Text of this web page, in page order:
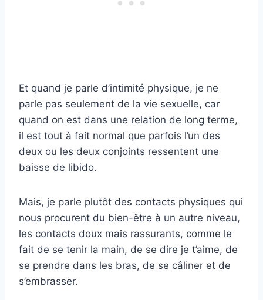
Et quand je parle d’intimité physique, je ne
parle pas seulement de la vie sexuelle, car
quand on est dans une relation de long terme,
il est tout à fait normal que parfois l’un des
deux ou les deux conjoints ressentent une
baisse de libido.
Mais, je parle plutôt des contacts physiques qui
nous procurent du bien-être à un autre niveau,
les contacts doux mais rassurants, comme le
fait de se tenir la main, de se dire je t’aime, de
se prendre dans les bras, de se câliner et de
s’embrasser.